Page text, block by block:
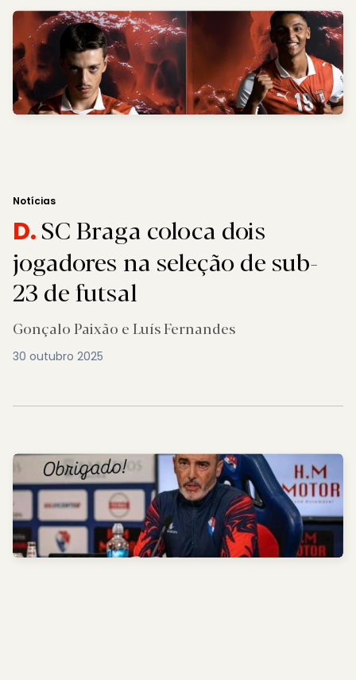
Notícias
D.SC Braga coloca dois
jogadores na seleção de sub-
23 de futsal
Gonçalo Paixão e Luís Fernandes
30 outubro 2025